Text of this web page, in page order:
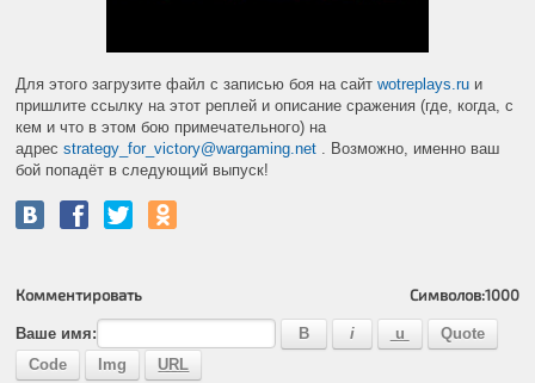
Для этого загрузите файл с записью боя на сайтwotreplays.ru и
пришлите ссылку на этот реплей и описание сражения (где, когда, с
кем и что в этом бою примечательного) на
адресstrategy_for_victory@wargaming.net . Возможно, именно ваш
бой попадёт в следующий выпуск!
Комментировать Символов:1000
Ваше имя: